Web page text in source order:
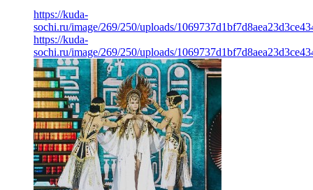
https://kuda-
sochi.ru/image/269/250/uploads/
https://kuda-
sochi.ru/image/269/250/uploads/